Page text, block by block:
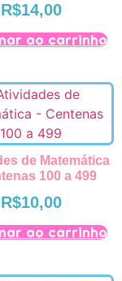
R$14,00
ao carrinho
de Matemática
100 a 499
R$10,00
ao carrinho